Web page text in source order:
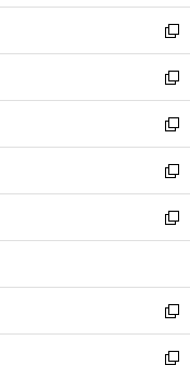
開
く
ウ
で
開
く
ン
ド
ウ
で
開
く
ウ
ィ
ン
ド
ウ
で
開
く
し
い
ウ
ィ
ン
ド
ウ
で
開
く
新
し
い
ウ
ィ
ン
ド
ウ
で
開
新
し
い
ウ
ィ
ン
ド
ウ
開
く
新
し
い
ウ
ィ
ン
ウ
で
開
く
新
し
い
ウ
ン
ド
ウ
で
新
し
ウ
ィ
ン
ド
新
し
い
新